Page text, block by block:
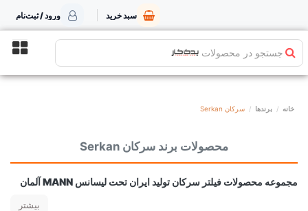
سبد خرید ورود / ثبت‌نام
جستجو در محصولات
خانه برندها سرکان Serkan
محصولات برند سرکان Serkan
مجموعه محصولات فیلتر سرکان تولید ایران تحت لیسانس MANN آلمان
بیشتر